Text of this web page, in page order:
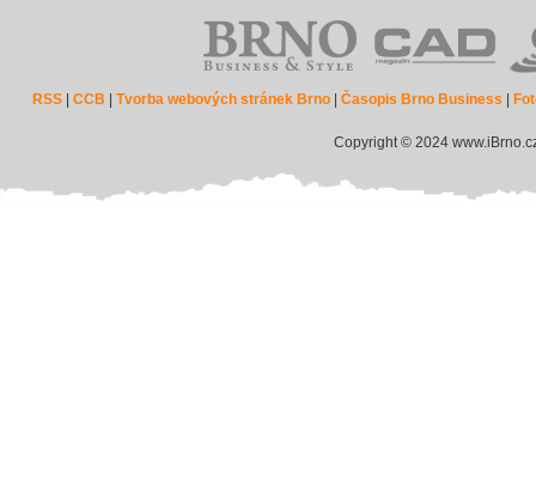
RSS |CCB |Tvorba webových stránek Brno |Časopis Brno Business
Copyright © 2024